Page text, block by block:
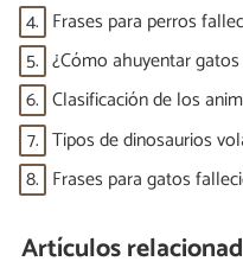
4. Frases para perros
5. ¿Cómo ahuyentar
6. Clasificación de los
7. Tipos de dinosaurios
8. Frases para gatos
Artículos